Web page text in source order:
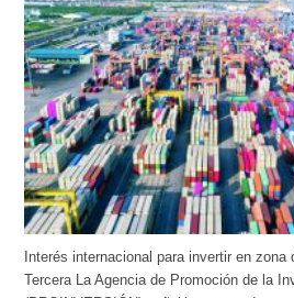
Interés internacional para invertir en zona
Tercera La Agencia de Promoción de la